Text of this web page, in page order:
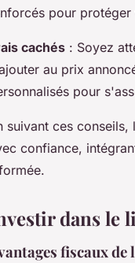
pour
cachés : Soyez
au prix
pour
suivant ces
confiance,
dans le
fiscaux